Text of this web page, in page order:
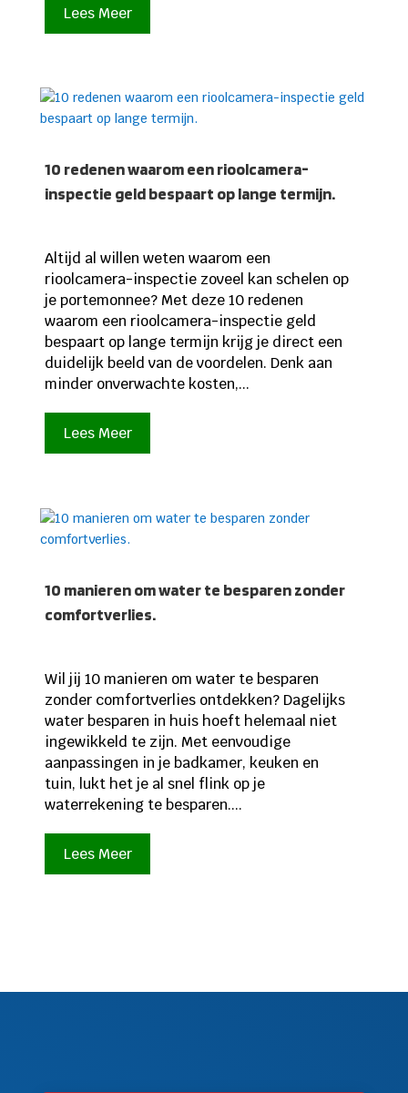
Lees Meer
10 redenen waarom een rioolcamera-
inspectie geld bespaart op lange termijn.
Altijd al willen weten waarom een
rioolcamera-inspectie zoveel kan schelen op
je portemonnee? Met deze 10 redenen
waarom een rioolcamera-inspectie geld
bespaart op lange termijn krijg je direct een
duidelijk beeld van de voordelen. Denk aan
minder onverwachte kosten,...
Lees Meer
10 manieren om water te besparen zonder
comfortverlies.
Wil jij 10 manieren om water te besparen
zonder comfortverlies ontdekken? Dagelijks
water besparen in huis hoeft helemaal niet
ingewikkeld te zijn. Met eenvoudige
aanpassingen in je badkamer, keuken en
tuin, lukt het je al snel flink op je
waterrekening te besparen....
Lees Meer